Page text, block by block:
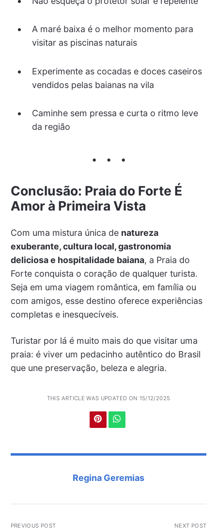
A maré baixa é o melhor momento para
visitar as piscinas naturais
Experimente as cocadas e doces caseiros
vendidos pelas baianas na vila
Caminhe sem pressa e curta o ritmo leve
da região
Conclusão: Praia do Forte É
Amor à Primeira Vista
Com uma mistura única de natureza
exuberante, cultura local, gastronomia
deliciosa e hospitalidade baiana, a Praia do
Forte conquista o coração de qualquer turista.
Seja em uma viagem romântica, em família ou
com amigos, esse destino oferece experiências
completas e inesquecíveis.
Turistar por lá é muito mais do que visitar uma
praia: é viver um pedacinho autêntico do Brasil
que une preservação, beleza e alegria.
THIS ARTICLE WAS UPDATED ON 15/12/2025
Regina Geremias
PREVIOUS POST NEXT POST